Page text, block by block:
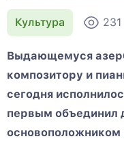
Культура 231
Выдающемуся
композитору и
сегодня
первым объединил
основоположником